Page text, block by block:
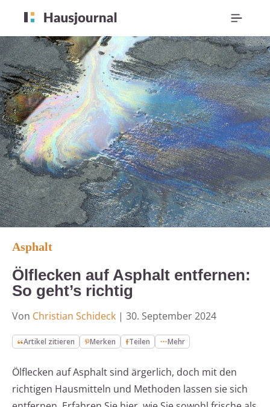
Asphalt
Ölflecken auf Asphalt entfernen:
So geht’s richtig
Von Christian Schideck | 30. September 2024
Artikel zitieren Merken Teilen Mehr
Ölflecken auf Asphalt sind ärgerlich, doch mit den
richtigen Hausmitteln und Methoden lassen sie sich